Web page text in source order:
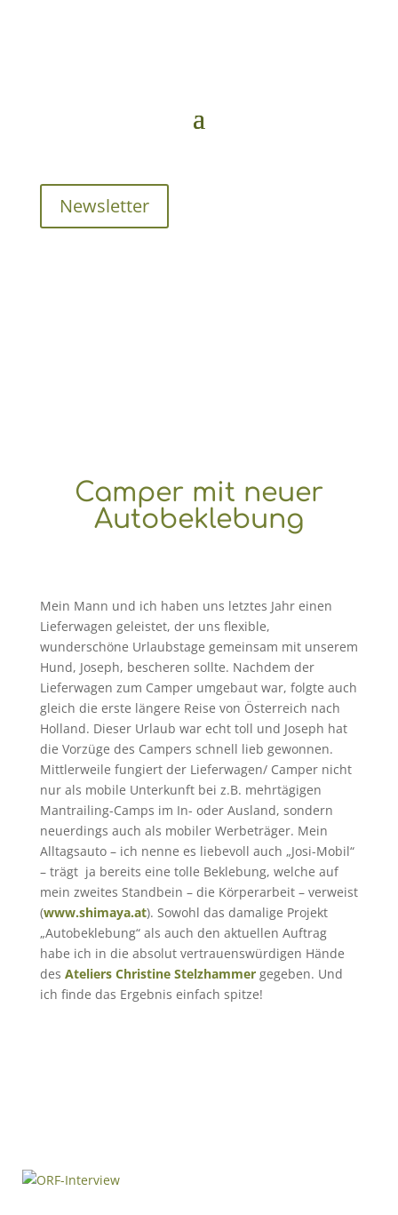
Newsletter
Camper mit neuer
Autobeklebung
Mein Mann und ich haben uns letztes Jahr einen
Lieferwagen geleistet, der uns flexible,
wunderschöne Urlaubstage gemeinsam mit unserem
Hund, Joseph, bescheren sollte. Nachdem der
Lieferwagen zum Camper umgebaut war, folgte auch
gleich die erste längere Reise von Österreich nach
Holland. Dieser Urlaub war echt toll und Joseph hat
die Vorzüge des Campers schnell lieb gewonnen.
Mittlerweile fungiert der Lieferwagen/ Camper nicht
nur als mobile Unterkunft bei z.B. mehrtägigen
Mantrailing-Camps im In- oder Ausland, sondern
neuerdings auch als mobiler Werbeträger. Mein
Alltagsauto – ich nenne es liebevoll auch „Josi-Mobil“
– trägt ja bereits eine tolle Beklebung, welche auf
mein zweites Standbein – die Körperarbeit – verweist
(www.shimaya.at). Sowohl das damalige Projekt
„Autobeklebung“ als auch den aktuellen Auftrag
habe ich in die absolut vertrauenswürdigen Hände
des Ateliers Christine Stelzhammer gegeben. Und
ich finde das Ergebnis einfach spitze!